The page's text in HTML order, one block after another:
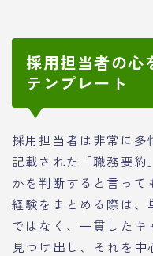
採用担当者の心
テンプレート
採用担当者は非常に多
記載された「職務要約
かを判断すると言って
経験をまとめる際は、
ではなく、一貫したキ
見つけ出し、それを中